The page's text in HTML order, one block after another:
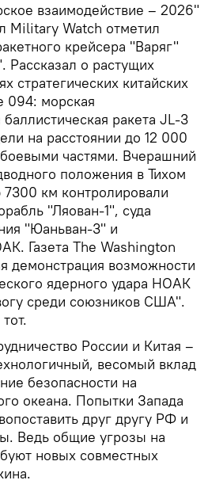
взаимодействие – 2026"
Military Watch отметил
крейсера "Варяг"
Рассказал о растущих
стратегических китайских
094: морская
ракета JL-3
на расстоянии до 12 000
частями. Вчерашний
положения в Тихом
км контролировали
"Ляован-1", суда
"Юаньван-3" и
Газета The Washington
демонстрация возможности
ядерного удара НОАК
среди союзников США".
России и Китая –
весомый вклад
безопасности на
океана. Попытки Запада
друг другу РФ и
Ведь общие угрозы на
новых совместных